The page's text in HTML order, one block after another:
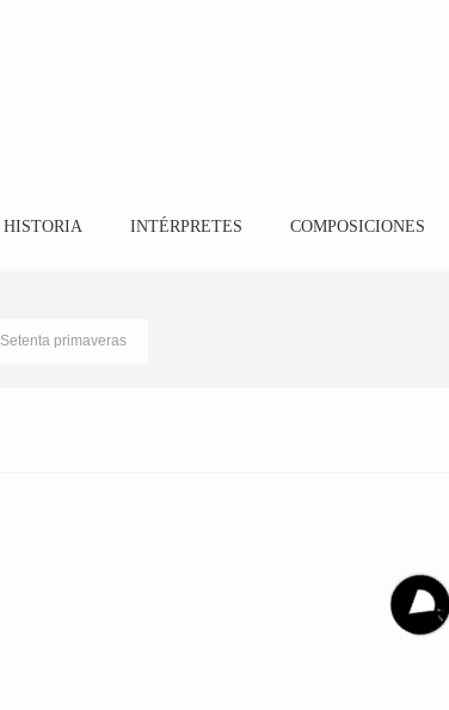
HISTORIA INTÉRPRETES COMPOSICIONES
Setenta primaveras